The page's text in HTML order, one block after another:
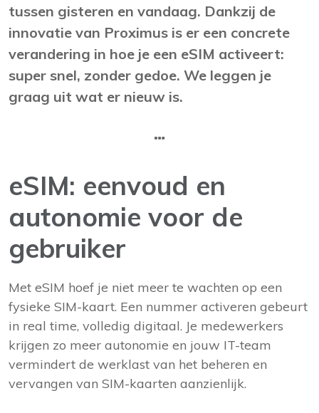
tussen gisteren en vandaag. Dankzij de
innovatie van Proximus is er een concrete
verandering in hoe je een eSIM activeert:
super snel, zonder gedoe. We leggen je
graag uit wat er nieuw is.
eSIM: eenvoud en
autonomie voor de
gebruiker
Met eSIM hoef je niet meer te wachten op een
fysieke SIM-kaart. Een nummer activeren gebeurt
in real time, volledig digitaal. Je medewerkers
krijgen zo meer autonomie en jouw IT-team
vermindert de werklast van het beheren en
vervangen van SIM-kaarten aanzienlijk.